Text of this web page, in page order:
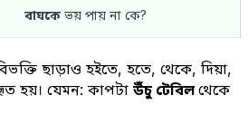
বাঘকেভয় পায় না কে?
ছাড়াও হইতে, হতে, থেকে, দিয়া,
হয়। যেমন: কাপটা উঁচু টেবিল থেকে